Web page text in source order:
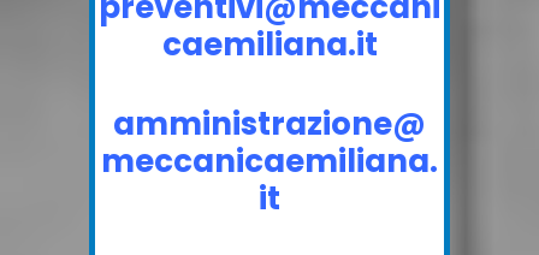
caemiliana.it
amministrazione@
meccanicaemiliana.
it